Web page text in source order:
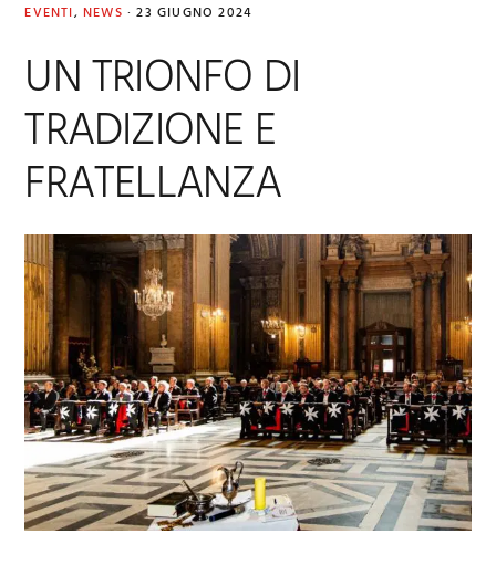
EVENTI, NEWS · 23 GIUGNO 2024
UN TRIONFO DI
TRADIZIONE E
FRATELLANZA